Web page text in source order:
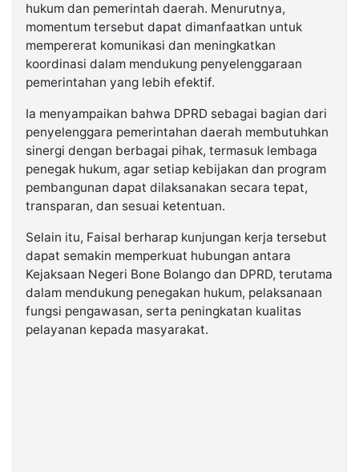
hukum dan pemerintah daerah. Menurutnya,
momentum tersebut dapat dimanfaatkan untuk
mempererat komunikasi dan meningkatkan
koordinasi dalam mendukung penyelenggaraan
pemerintahan yang lebih efektif.
Ia menyampaikan bahwa DPRD sebagai bagian dari
penyelenggara pemerintahan daerah membutuhkan
sinergi dengan berbagai pihak, termasuk lembaga
penegak hukum, agar setiap kebijakan dan program
pembangunan dapat dilaksanakan secara tepat,
transparan, dan sesuai ketentuan.
Selain itu, Faisal berharap kunjungan kerja tersebut
dapat semakin memperkuat hubungan antara
Kejaksaan Negeri Bone Bolango dan DPRD, terutama
dalam mendukung penegakan hukum, pelaksanaan
fungsi pengawasan, serta peningkatan kualitas
pelayanan kepada masyarakat.